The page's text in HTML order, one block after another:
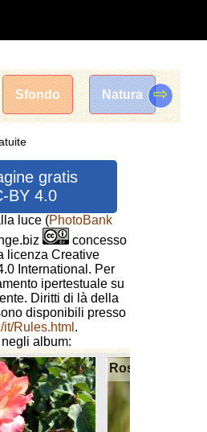
Sfondo Natura ⇨
gratis
BY 4.0
luce (PhotoBank
concesso
licenza Creative
International. Per
ipertestuale su
Diritti di là della
disponibili presso
Rules.html .
album:
Rosa rossa (59)